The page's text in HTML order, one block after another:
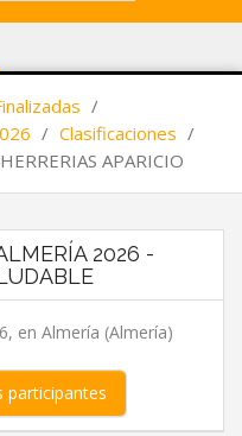
/
/ Clasificaciones /
APARICIO
2026 -
en Almería (Almería)
participantes